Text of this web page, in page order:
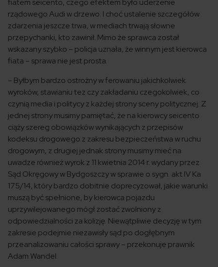
fiatem seicento, czego efektem było uderzenie
rządowego Audi w drzewo. I choć ustalenie szczegółów
zdarzenia jeszcze trwa, w mediach trwają słowne
przepychanki, kto zawinił. Mimo że sprawca został
wskazany szybko – policja uznała, że winnym jest kierowca
fiata – sprawa nie jest prosta.
– Byłbym bardzo ostrożny w ferowaniu jakichkolwiek
wyroków, stawianiu tez czy zakładaniu czegokolwiek, co
czynią media i politycy z każdej strony sceny politycznej. Z
jednej strony musimy pamiętać, że na kierowcy seicento
ciąży szereg obowiązków wynikających z przepisów
kodeksu drogowego z zakresu bezpieczeństwa w ruchu
drogowym, z drugiej jednak strony musimy mieć na
uwadze również wyrok z 11 kwietnia 2014 r. wydany przez
Sąd Okręgowy w Bydgoszczy w sprawie o sygn. akt IV Ka
175/14, który bardzo dobitnie doprecyzował, jakie warunki
muszą być spełnione, by kierowca pojazdu
uprzywilejowanego mógł zostać zwolniony z
odpowiedzialności za kolizję. Niewątpliwie decyzję w tym
zakresie podejmie niezawisły sąd po dogłębnym
przeanalizowaniu całości sprawy – przekonuje prawnik
Adam Wandel.